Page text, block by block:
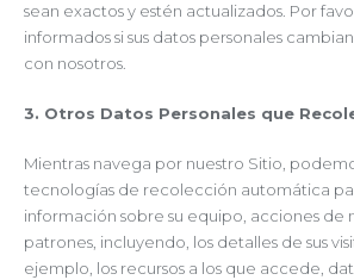
sean exactos y estén actualizados. Por
informados si sus datos personales
con nosotros.
3. Otros Datos Personales que
Mientras navega por nuestro Sitio,
tecnologías de recolección automática
información sobre su equipo, acciones de
patrones, incluyendo, los detalles de sus
ejemplo, los recursos a los que accede,